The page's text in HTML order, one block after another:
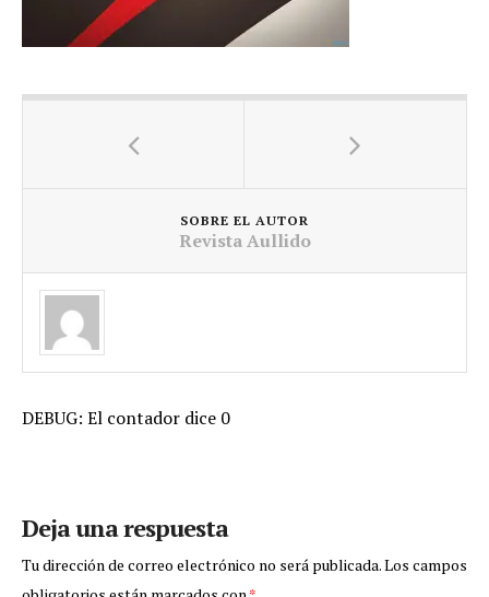
SOBRE EL AUTOR
Revista Aullido
DEBUG: El contador dice 0
Deja una respuesta
Tu dirección de correo electrónico no será publicada.Los campos